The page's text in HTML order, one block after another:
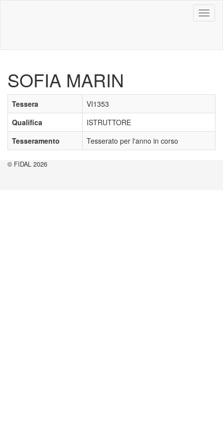
SOFIA MARIN
Tessera
VI1353
Qualifica
ISTRUTTORE
Tesseramento
Tesserato per l'anno in corso
© FIDAL 2026